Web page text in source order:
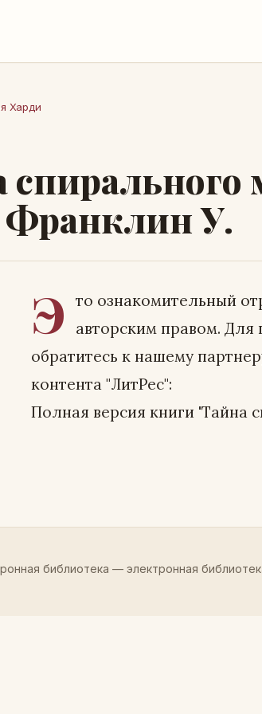
Харди
спирального
У.
Э
то ознакомительный
авторским правом. Для
обратитесь к нашему
контента "ЛитРес":
Полная версия книги 'Тайна
библиотека — электронная